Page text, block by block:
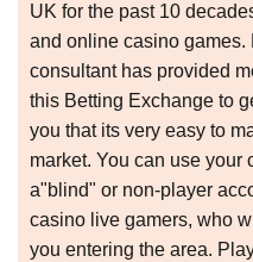
UK for the past 10
and online casino games.
consultant has provided
this Betting Exchange to
you that its very easy to
market. You can use your
a"blind" or non-player
casino live gamers, who
you entering the area.